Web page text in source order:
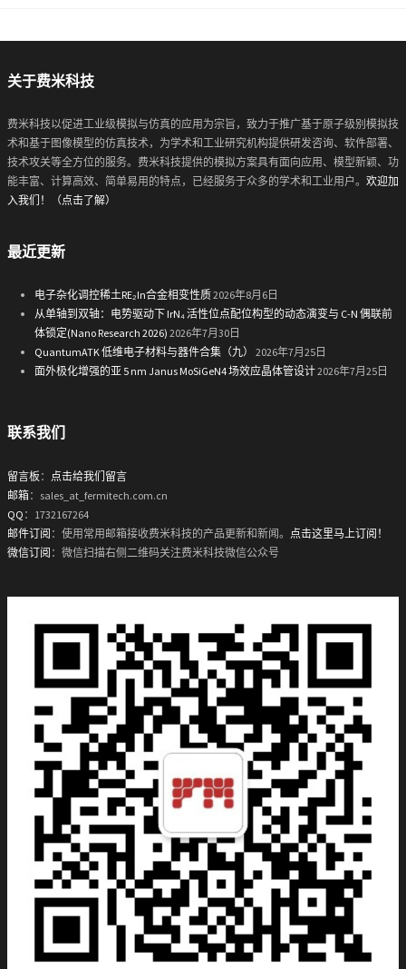
关于费米科技
费米科技以促进工业级模拟与仿真的应用为宗旨，致力于推广基于原子级别模拟技
术和基于图像模型的仿真技术，为学术和工业研究机构提供研发咨询、软件部署、
技术攻关等全方位的服务。费米科技提供的模拟方案具有面向应用、模型新颖、功
能丰富、计算高效、简单易用的特点，已经服务于众多的学术和工业用户。 欢迎加
入我们！（点击了解）
最近更新
电子杂化调控稀土RE₂In合金相变性质2026年8月6日
从单轴到双轴：电势驱动下 IrN₄ 活性位点配位构型的动态演变与 C-N 偶联前
体锁定(Nano Research 2026) 2026年7月30日
QuantumATK 低维电子材料与器件合集（九）
2026年7月25日
面外极化增强的亚 5 nm Janus MoSiGeN4 场效应晶体管设计2026年7月25日
联系我们
留言板 ： 点击给我们留言
邮箱：sales_at_fermitech.com.cn
QQ ：1732167264
邮件订阅 ：使用常用邮箱接收费米科技的产品更新和新闻。 点击这里马上订阅！
微信订阅 ：微信扫描右侧二维码关注费米科技微信公众号